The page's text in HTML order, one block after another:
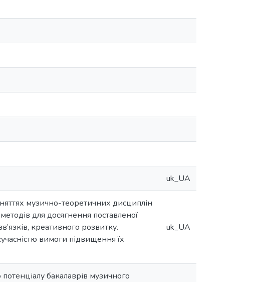
uk_UA
музично-теоретичних дисциплін
для досягнення поставленої
креативного розвитку.
вимоги підвищення їх
uk_UA
бакалаврів музичного